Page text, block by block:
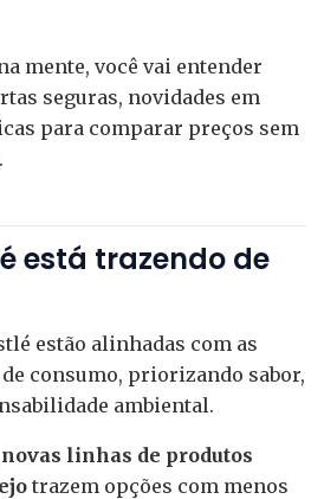
mente, você vai entender
seguras, novidades em
para comparar preços sem
está trazendo de
estão alinhadas com as
consumo, priorizando sabor,
ambiental.
novas linhas de produtos
trazem opções com menos